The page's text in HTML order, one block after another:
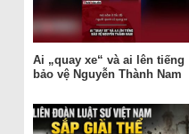
Ai „quay xe“ và ai lên tiếng
bảo vệ Nguyễn Thành Nam